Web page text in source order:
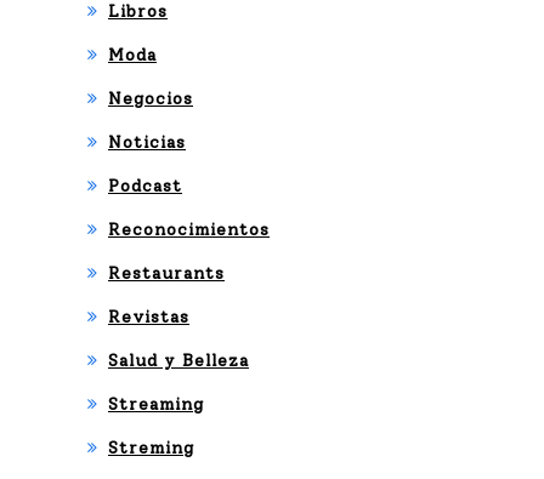
Libros
Moda
Negocios
Noticias
Podcast
Reconocimientos
Restaurants
Revistas
Salud y Belleza
Streaming
Streming